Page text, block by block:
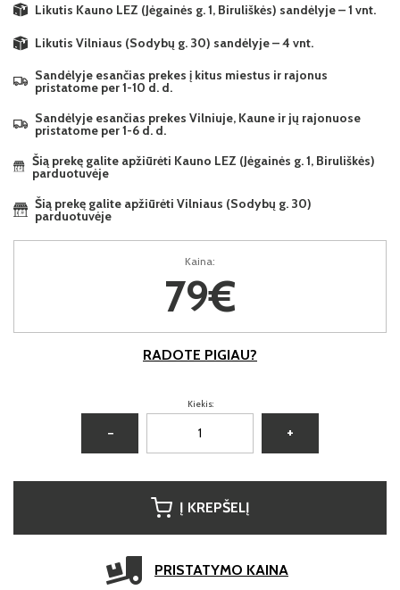
Likutis Kauno LEZ (Jėgainės g. 1, Biruliškės) sandėlyje – 1 vnt.
Likutis Vilniaus (Sodybų g. 30) sandėlyje – 4 vnt.
Sandėlyje esančias prekes į kitus miestus ir rajonus
pristatome per 1-10 d. d.
Sandėlyje esančias prekes Vilniuje, Kaune ir jų rajonuose
pristatome per 1-6 d. d.
Šią prekę galite apžiūrėti Kauno LEZ (Jėgainės g. 1, Biruliškės)
parduotuvėje
Šią prekę galite apžiūrėti Vilniaus (Sodybų g. 30)
parduotuvėje
Kaina:
79€
RADOTE PIGIAU?
Kiekis:
− +
Į KREPŠELĮ
PRISTATYMO KAINA